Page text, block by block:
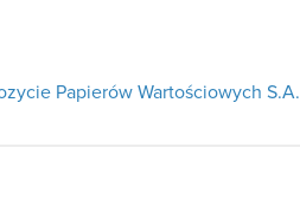
Papierów Wartościowych S.A.